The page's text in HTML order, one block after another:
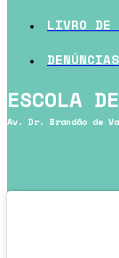
LIVRO DE
ESCOLA
Av. Dr. Brandão de